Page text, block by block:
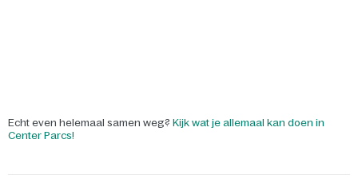
Echt even helemaal samen weg? Kijk wat je allemaal kan doen in
Center Parcs!